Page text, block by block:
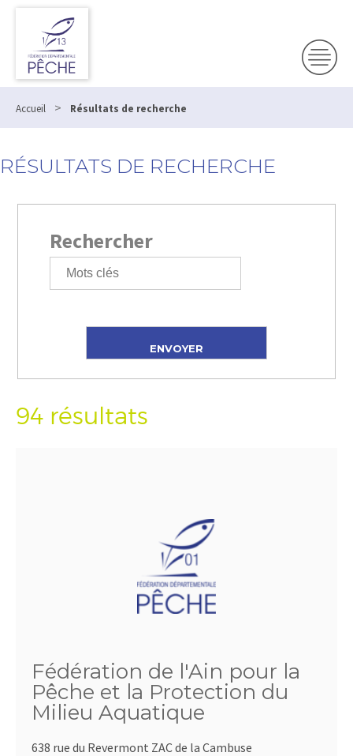
Accueil > Résultats de recherche
RÉSULTATS DE RECHERCHE
Rechercher
94 résultats
Fédération de l'Ain pour la
Pêche et la Protection du
Milieu Aquatique
638 rue du Revermont ZAC de la Cambuse